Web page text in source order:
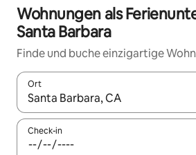
Wohnungen als
Santa Barbara
Finde und buche einzigartige
Ort
Wenn Ergebnisse verfügbar sind,
Check-in